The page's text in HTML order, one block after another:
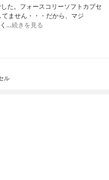
た。フォースコリーソフトカプセ
ません・・・だから、マジ
く…続きを見る
ル